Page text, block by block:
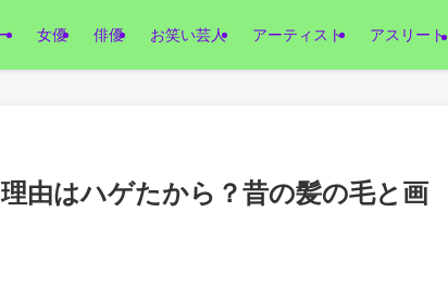
女優 俳優 お笑い芸人 アーティスト アスリート
由はハゲたから？昔の髪の毛と画